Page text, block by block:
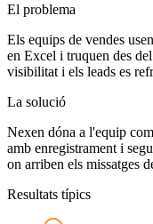
El problema
Els equips de vendes
en Excel i truquen des
visibilitat i els leads es
La solució
Nexen dóna a l'equip
amb enregistrament i
on arriben els missatges
Resultats típics